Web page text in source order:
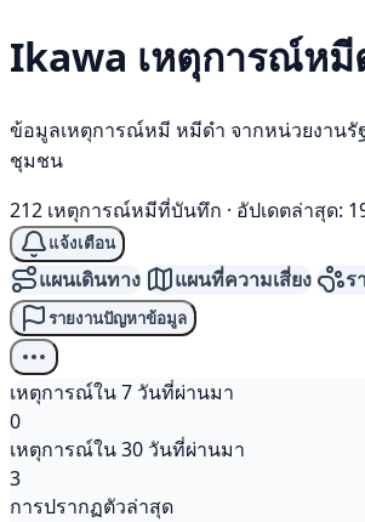
Ikawa เหตุการณ์หมี
ข้อมูลเหตุการณ์หมี หมีดำ จากหน่วยงานรั
ชุมชน
212 เหตุการณ์หมีที่บันทึก · อัปเดตล่าสุด:
แจ้งเตือน
แผนเดินทาง แผนที่ความเสี่ยง ร
รายงานปัญหาข้อมูล
เหตุการณ์ใน 7 วันที่ผ่านมา
0
เหตุการณ์ใน 30 วันที่ผ่านมา
3
การปรากฏตัวล่าสุด